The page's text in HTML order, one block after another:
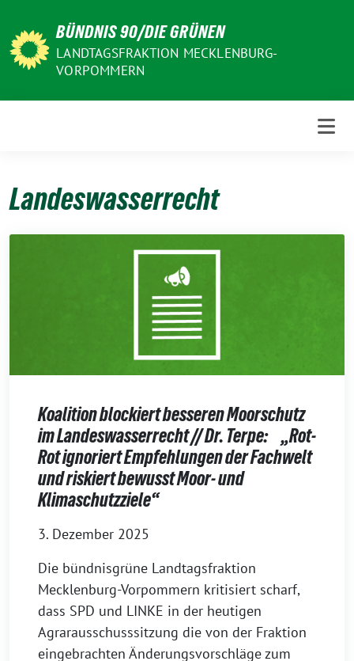
zum
Inhalt
BÜNDNIS 90/DIE GRÜNEN
LANDTAGSFRAKTION MECKLENBURG-
VORPOMMERN
Landeswasserrecht
Koalition blockiert besseren Moorschutz
im Landeswasserrecht // Dr. Terpe: „Rot-
Rot ignoriert Empfehlungen der Fachwelt
und riskiert bewusst Moor- und
Klimaschutzziele“
3. Dezember 2025
Die bündnisgrüne Landtagsfraktion
Mecklenburg-Vorpommern kritisiert scharf,
dass SPD und LINKE in der heutigen
Agrarausschusssitzung die von der Fraktion
eingebrachten Änderungsvorschläge zum